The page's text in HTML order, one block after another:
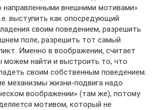
внешними мотивами»
выступить как опосредующий
своим поведением, разрешить
поле, разрешить тот самый
Именно в воображении, считает
можем найти и выстроить то, что
своим собственным поведением.
механизмы жизни-подвига надо
воображении» (там же), потому
мотивом, который не